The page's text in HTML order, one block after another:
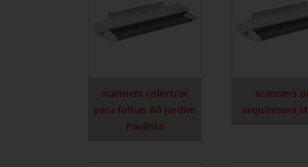
scanners colortrac
para folhas A0 Jardim
Paulista
scanners
arquitetura